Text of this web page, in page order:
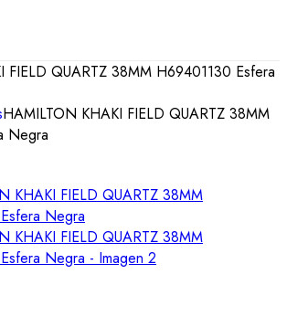
FIELD QUARTZ 38MM H69401130 Esfera
HAMILTON KHAKI FIELD QUARTZ 38MM
Negra